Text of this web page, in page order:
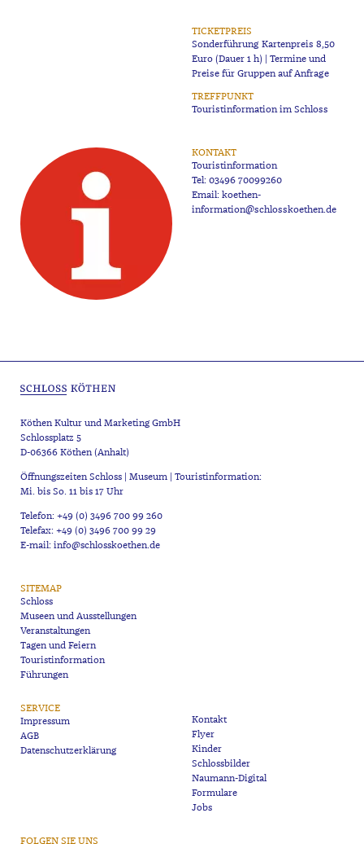
TICKETPREIS
Sonderführung Kartenpreis 8,50
Euro (Dauer 1 h) | Termine und
Preise für Gruppen auf Anfrage
TREFFPUNKT
Touristinformation im Schloss
KONTAKT
Touristinformation
Tel:03496 70099260
Email:koethen-
information@schlosskoethen.de
Köthen Kultur und Marketing GmbH
Schlossplatz 5
D-06366 Köthen (Anhalt)
Öffnungszeiten Schloss | Museum | Touristinformation:
Mi. bis So. 11 bis 17 Uhr
Telefon: +49 (0) 3496 700 99 260
Telefax: +49 (0) 3496 700 99 29
E-mail: info@schlosskoethen.de
SITEMAP
Schloss
Museen und Ausstellungen
Veranstaltungen
Tagen und Feiern
Touristinformation
Führungen
SERVICE
Impressum
AGB
Datenschutzerklärung
Kontakt
Flyer
Kinder
Schlossbilder
Naumann-Digital
Formulare
Jobs
FOLGEN SIE UNS